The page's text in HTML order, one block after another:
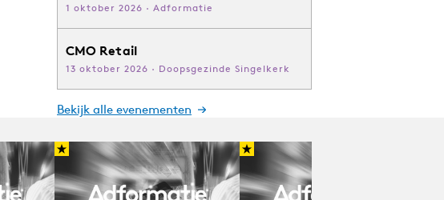
1 oktober 2026 · Adformatie
CMO Retail
13 oktober 2026 · Doopsgezinde Singelkerk
Bekijk alle evenementen